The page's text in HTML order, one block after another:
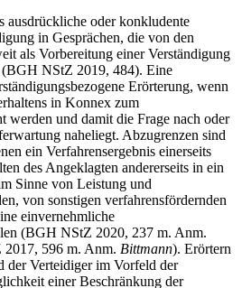
ausdrückliche oder konkludente
in Gesprächen, die von den
als Vorbereitung einer Verständigung
(BGH NStZ 2019, 484). Eine
Erörterung, wenn
in Konnex zum
werden und damit die Frage nach oder
naheliegt. Abzugrenzen sind
ein Verfahrensergebnis einerseits
des Angeklagten andererseits in ein
Sinne von Leistung und
von sonstigen verfahrensfördernden
einvernehmliche
(BGH NStZ 2020, 237 m. Anm.
596 m. Anm. Bittmann). Erörtern
der Verteidiger im Vorfeld der
einer Beschränkung der